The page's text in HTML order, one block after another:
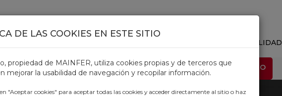
ACTUALIDAD
EMPLEO
DE LAS COOKIES EN ESTE SITIO
propiedad de MAINFER, utiliza cookies propias y de terceros que
mejorar la usabilidad de navegación y recopilar información.
"Aceptar cookies" para aceptar todas las cookies y acceder directamente al sitio o haz